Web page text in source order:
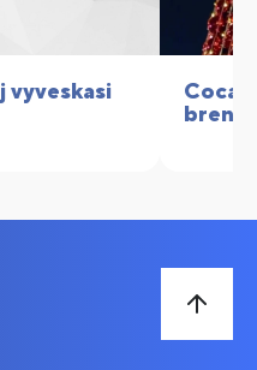
vyveskasi
Coca-